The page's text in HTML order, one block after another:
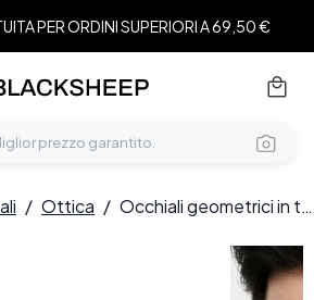
PER ORDINI SUPERIORI A 69,50 €
/ Ottica / Occhiali geometrici in titanio rosa #BS1913-0032